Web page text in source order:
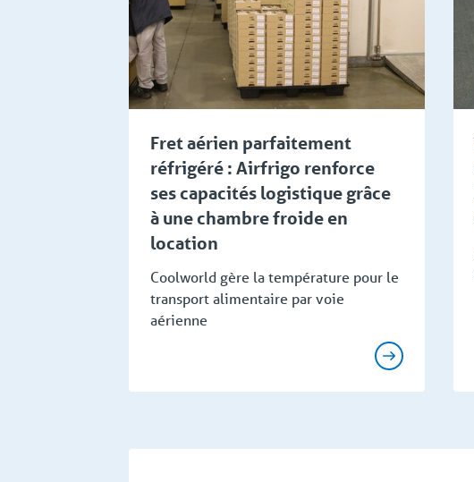
Fret aérien parfaitement
réfrigéré : Airfrigo renforce
ses capacités logistique grâce
à une chambre froide en
location
Coolworld gère la température pour le
transport alimentaire par voie
aérienne